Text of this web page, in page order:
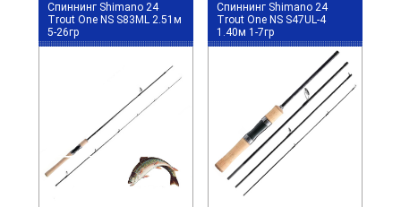
Спиннинг Shimano 24
Trout One NS S83ML 2.51м
5-26гр
Спиннинг Shimano 24
Trout One NS S47UL-4
1.40м 1-7гр